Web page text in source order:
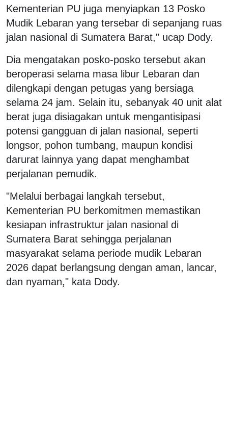
Kementerian PU juga menyiapkan 13 Posko
Mudik Lebaran yang tersebar di sepanjang ruas
jalan nasional di Sumatera Barat," ucap Dody.
Dia mengatakan posko-posko tersebut akan
beroperasi selama masa libur Lebaran dan
dilengkapi dengan petugas yang bersiaga
selama 24 jam. Selain itu, sebanyak 40 unit alat
berat juga disiagakan untuk mengantisipasi
potensi gangguan di jalan nasional, seperti
longsor, pohon tumbang, maupun kondisi
darurat lainnya yang dapat menghambat
perjalanan pemudik.
"Melalui berbagai langkah tersebut,
Kementerian PU berkomitmen memastikan
kesiapan infrastruktur jalan nasional di
Sumatera Barat sehingga perjalanan
masyarakat selama periode mudik Lebaran
2026 dapat berlangsung dengan aman, lancar,
dan nyaman," kata Dody.